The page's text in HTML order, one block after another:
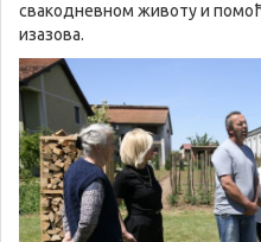
свакодневном животу и
изазова.